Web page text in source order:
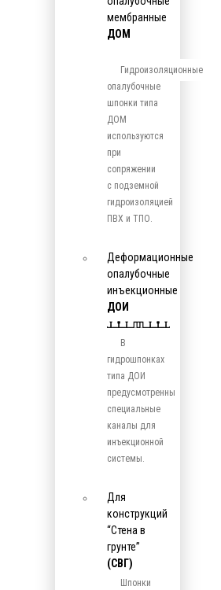
мембранные
ДОМ
Гидроизоляционные
опалубочные
шпонки типа
ДОМ
используются
при
сопряжении
с подземной
гидроизоляцией
ПВХ и ТПО.
Деформационные
опалубочные
инъекционные
ДОИ
В
гидрошпонках
типа ДОИ
предусмотренны
специальные
каналы для
инъекционной
системы.
Для
конструкций
“Стена в
грунте”
(СВГ)
Шпонки